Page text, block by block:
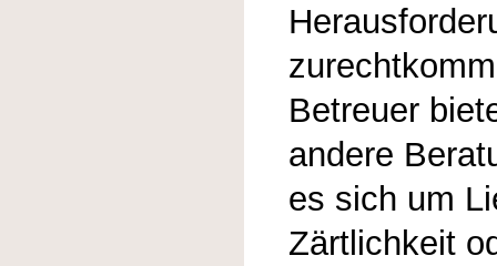
Betreuer
andere
es sich um
Zärtlichkeit